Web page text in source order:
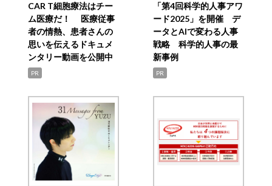
CAR T細胞療法はチー
ム医療だ！ 医療従事
者の情熱、患者さんの
思いを伝えるドキュメ
ンタリー動画を公開中
PR
「第4回科学的人事アワ
ード2025」を開催 デ
ータとAIで変わる人事
戦略 科学的人事の最
新事例
PR